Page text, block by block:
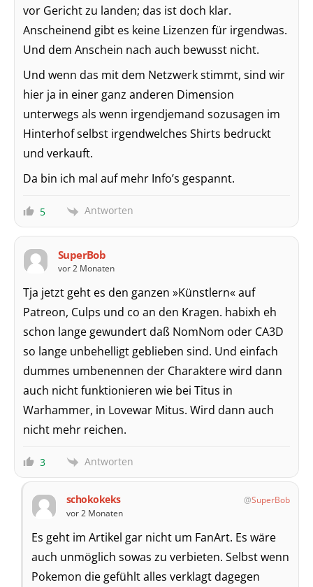
vor Gericht zu landen; das ist doch klar.
Anscheinend gibt es keine Lizenzen für irgendwas.
Und dem Anschein nach auch bewusst nicht.
Und wenn das mit dem Netzwerk stimmt, sind wir
hier ja in einer ganz anderen Dimension
unterwegs als wenn irgendjemand sozusagen im
Hinterhof selbst irgendwelches Shirts bedruckt
und verkauft.
Da bin ich mal auf mehr Info’s gespannt.
5 Antworten
SuperBob
vor 2 Monaten
Tja jetzt geht es den ganzen »Künstlern« auf
Patreon, Culps und co an den Kragen. habixh eh
schon lange gewundert daß NomNom oder CA3D
so lange unbehelligt geblieben sind. Und einfach
dummes umbenennen der Charaktere wird dann
auch nicht funktionieren wie bei Titus in
Warhammer, in Lovewar Mitus. Wird dann auch
nicht mehr reichen.
3 Antworten
schokokeks
SuperBob
vor 2 Monaten
Es geht im Artikel gar nicht um FanArt. Es wäre
auch unmöglich sowas zu verbieten. Selbst wenn
Pokemon die gefühlt alles verklagt dagegen